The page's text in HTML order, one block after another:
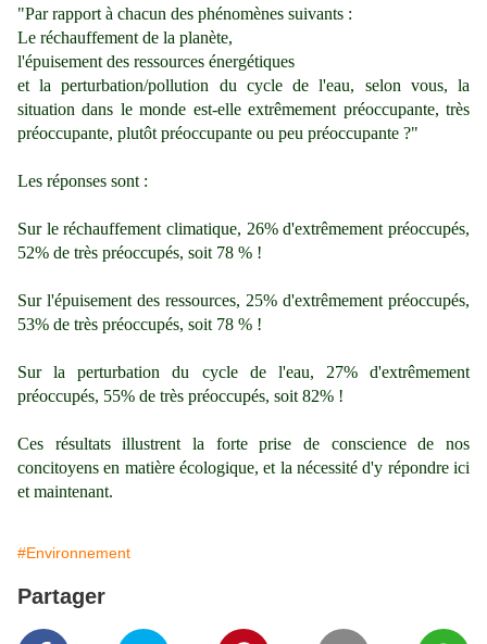
"Par rapport à chacun des phénomènes suivants :
Le réchauffement de la planète,
l'épuisement des ressources énergétiques
et la perturbation/pollution du cycle de l'eau, selon vous, la
situation dans le monde est-elle extrêmement préoccupante, très
préoccupante, plutôt préoccupante ou peu préoccupante ?"
Les réponses sont :
Sur le réchauffement climatique, 26% d'extrêmement préoccupés,
52% de très préoccupés, soit 78 % !
Sur l'épuisement des ressources, 25% d'extrêmement préoccupés,
53% de très préoccupés, soit 78 % !
Sur la perturbation du cycle de l'eau,
27% d'extrêmement
préoccupés, 55% de très préoccupés, soit 82% !
Ces résultats illustrent la forte prise de conscience de nos
concitoyens en matière écologique, et la nécessité d'y répondre ici
et maintenant.
#Environnement
Partager